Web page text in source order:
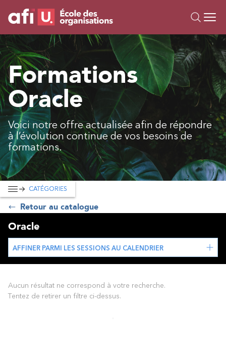
Formations
Campus IA
Sur mesure
À propos
Ressources
Formations
Oracle
Voici notre offre actualisée afin de répondre
à l’évolution continue de vos besoins de
formations.
Retour au catalogue
CATÉGORIES
Oracle
AFFINER PARMI LES SESSIONS AU CALENDRIER
Aucun résultat ne correspond à votre recherche.
Tentez de retirer un filtre ci-dessus.